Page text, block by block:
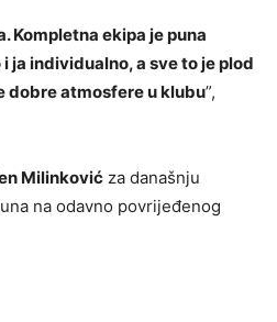
Kompletna ekipa je puna
ja individualno, a sve to je plod
dobre atmosfere u klubu”,
Milinković za današnju
na odavno povrijeđenog